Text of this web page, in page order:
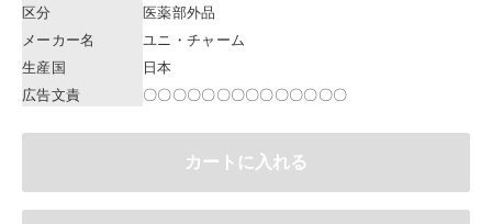
区分
医薬部外品
メーカー名
ユニ・チャーム
生産国
日本
広告文責
〇〇〇〇〇〇〇〇〇〇〇〇〇〇